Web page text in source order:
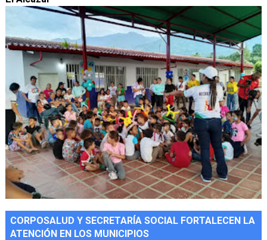
CORPOSALUD Y SECRETARÍA SOCIAL FORTALECEN LA
ATENCIÓN EN LOS MUNICIPIOS